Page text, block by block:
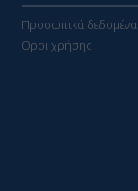
Προσωπικά δεδομένα
Όροι χρήσης